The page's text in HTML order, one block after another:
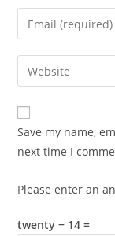
name
comment
Enter
your
email
address
comment
Enter
your
website
URL
(optional)
Save my name,
next time I
Please enter an
twenty − 14 =